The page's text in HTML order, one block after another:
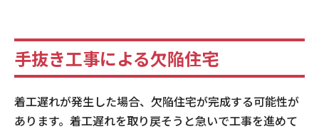
手抜き工事による欠陥住宅
着工遅れが発生した場合、欠陥住宅が完成する可能性が
あります。着工遅れを取り戻そうと急いで工事を進めて